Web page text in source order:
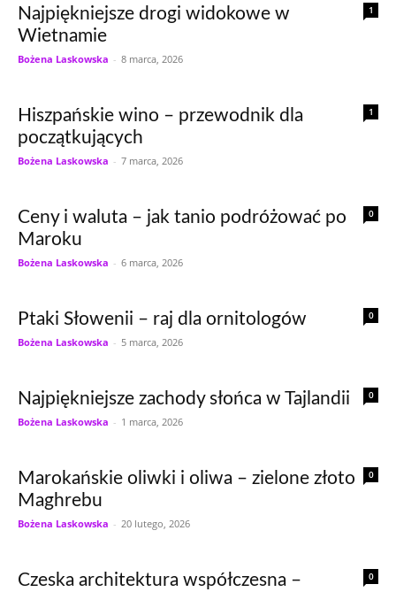
1
Najpiękniejsze drogi widokowe w
Wietnamie
Bożena Laskowska - 8 marca, 2026
1
Hiszpańskie wino – przewodnik dla
początkujących
Bożena Laskowska - 7 marca, 2026
0
Ceny i waluta – jak tanio podróżować po
Maroku
Bożena Laskowska - 6 marca, 2026
0
Ptaki Słowenii – raj dla ornitologów
Bożena Laskowska - 5 marca, 2026
0
Najpiękniejsze zachody słońca w Tajlandii
Bożena Laskowska - 1 marca, 2026
0
Marokańskie oliwki i oliwa – zielone złoto
Maghrebu
Bożena Laskowska - 20 lutego, 2026
0
Czeska architektura współczesna –